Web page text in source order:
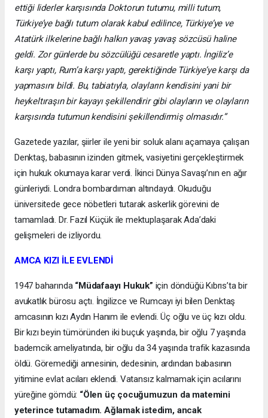
ettiği liderler karşısında Doktorun tutumu, milli tutum,
Türkiye’ye bağlı tutum olarak kabul edilince, Türkiye’ye ve
Atatürk ilkelerine bağlı halkın yavaş yavaş sözcüsü haline
geldi. Zor günlerde bu sözcülüğü cesaretle yaptı. İngiliz’e
karşı yaptı, Rum’a karşı yaptı, gerektiğinde Türkiye’ye karşı da
yapmasını bildi. Bu, tabiatıyla, olayların kendisini yani bir
heykeltıraşın bir kayayı şekillendirir gibi olayların ve olayların
karşısında tutumun kendisini şekillendirmiş olmasıdır.”
Gazetede yazılar, şiirler ile yeni bir soluk alanı açamaya çalışan
Denktaş, babasının izinden gitmek, vasiyetini gerçekleştirmek
için hukuk okumaya karar verdi. İkinci Dünya Savaşı’nın en ağır
günleriydi. Londra bombardıman altındaydı. Okuduğu
üniversitede gece nöbetleri tutarak askerlik görevini de
tamamladı. Dr. Fazıl Küçük ile mektuplaşarak Ada’daki
gelişmeleri de izliyordu.
AMCA KIZI İLE EVLENDİ
1947 baharında “Müdafaayı Hukuk” için döndüğü Kıbrıs’ta bir
avukatlık bürosu açtı. İngilizce ve Rumcayı iyi bilen Denktaş
amcasının kızı Aydın Hanım ile evlendi. Üç oğlu ve üç kızı oldu.
Bir kızı beyin tümöründen iki buçuk yaşında, bir oğlu 7 yaşında
bademcik ameliyatında, bir oğlu da 34 yaşında trafik kazasında
öldü. Göremediği annesinin, dedesinin, ardından babasının
yitimine evlat acıları eklendi. Vatansız kalmamak için acılarını
yüreğine gömdü: “Ölen üç çocuğumuzun da matemini
yeterince tutamadım. Ağlamak istedim, ancak